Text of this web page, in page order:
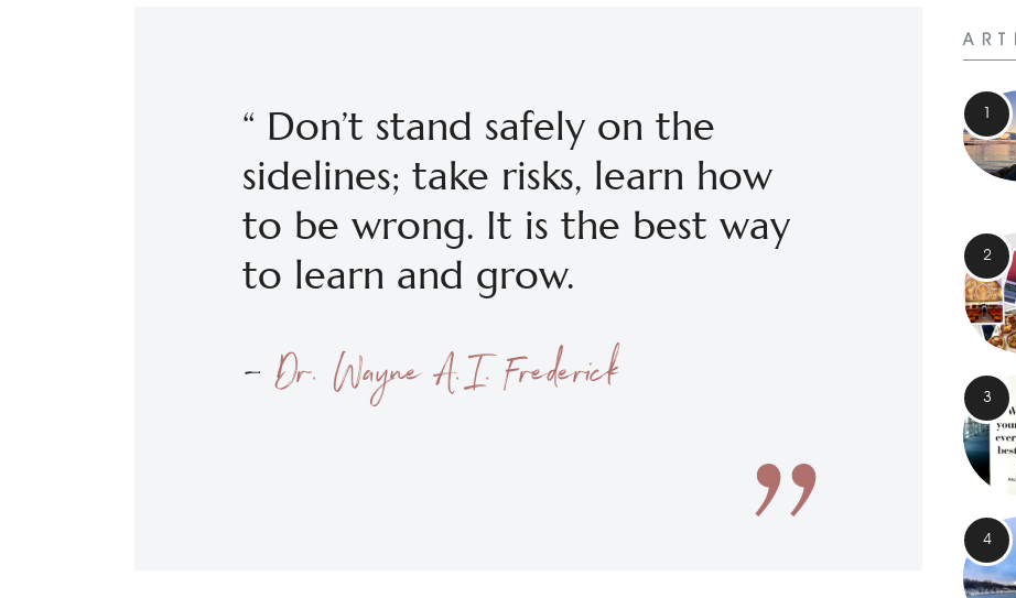
“ Don’t stand safely on the
sidelines; take risks, learn how
to be wrong. It is the best way
to learn and grow.
– Dr. Wayne A. I. Frederick